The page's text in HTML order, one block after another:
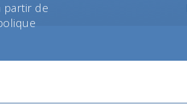
partir de